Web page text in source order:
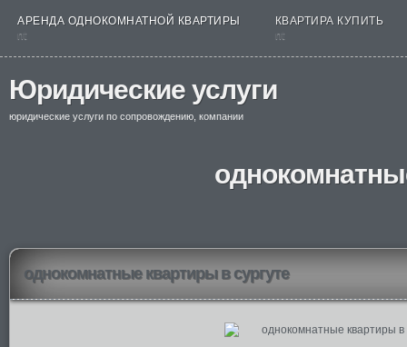
АРЕНДА ОДНОКОМНАТНОЙ КВАРТИРЫ
nt
КВАРТИРА КУПИТЬ
nt
Юридические услуги
юридические услуги по сопровождению, компании
однокомнатные квартиры в сургуте